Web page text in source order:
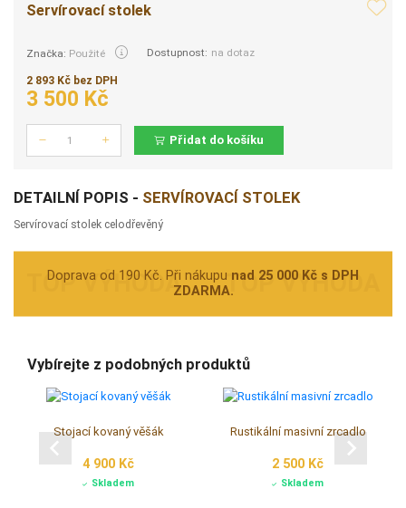
Servírovací stolek
Značka: Použité Dostupnost: na dotaz
2 893 Kč bez DPH
3 500 Kč
Přidat do košíku
DETAILNÍ POPIS - SERVÍROVACÍ STOLEK
Servírovací stolek celodřevěný
Doprava od 190 Kč. Při nákupu nad 25 000 Kč s DPH
ZDARMA.
Vybírejte z podobných produktů
Stojací kovaný věšák
4 900 Kč
Skladem
Rustikální masivní zrcadlo
2 500 Kč
Skladem